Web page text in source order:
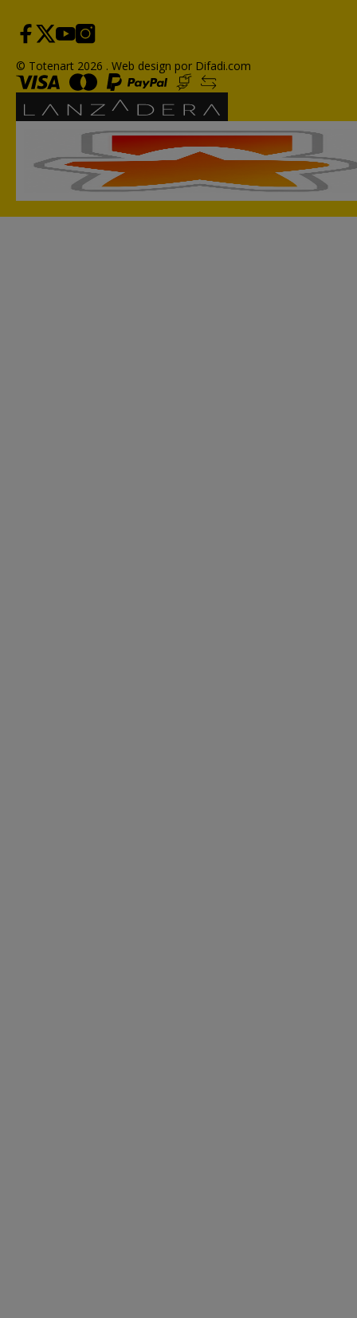
© Totenart 2026 . Web design por Difadi.com